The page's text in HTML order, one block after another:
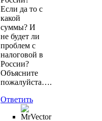
Если да то с
какой
суммы? И
не будет ли
проблем с
налоговой в
России?
Объясните
пожалуйста….
Ответить